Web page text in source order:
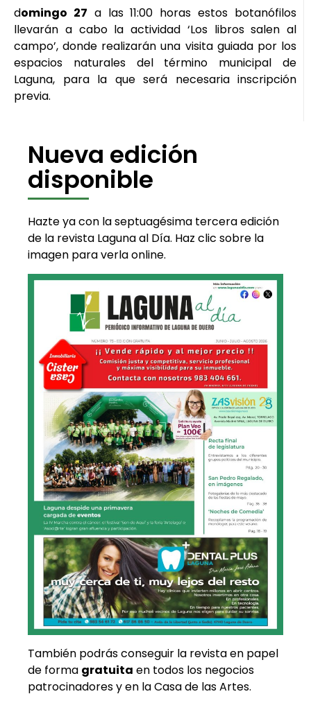
domingo 27 a las 11:00 horas estos botanófilos
llevarán a cabo la actividad ‘Los libros salen al
campo’, donde realizarán una visita guiada por los
espacios naturales del término municipal de
Laguna, para la que será necesaria inscripción
previa.
Nueva edición
disponible
Hazte ya con la septuagésima tercera edición
de la revista Laguna al Día. Haz clic sobre la
imagen para verla online.
También podrás conseguir la revista en papel
de forma gratuita en todos los negocios
patrocinadores y en la Casa de las Artes.